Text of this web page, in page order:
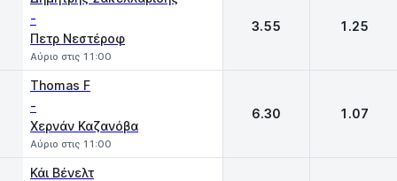
-
Πετρ Νεστέροφ
Αύριο στις 11:00
3.55 1.25
Thomas F
-
Χερνάν Καζανόβα
Αύριο στις 11:00
6.30 1.07
Κάι Βένελτ